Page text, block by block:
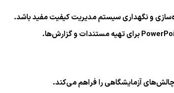
و نگهداری سیستم مدیریت کیفیت مفید باشد.
آزمایشگاهی را فراهم می‌کند.